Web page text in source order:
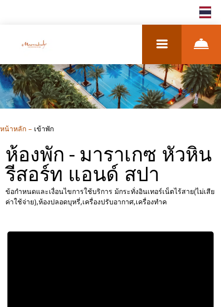
หน้าหลัก – เข้าพัก
ห้องพัก - มาราเกซ หัวหิน
รีสอร์ท แอนด์ สปา
ข้อกำหนดและเงื่อนไขการใช้บริการ ม้กระทั่งอินเทอร์เน็ตไร้สาย(ไม่เสีย
ค่าใช้จ่าย),ห้องปลอดบุหรี่,เครื่องปรับอากาศ,เครื่องทำค